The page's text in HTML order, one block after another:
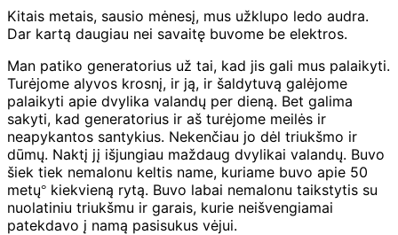
Kitais metais, sausio mėnesį, mus užklupo ledo audra.
Dar kartą daugiau nei savaitę buvome be elektros.
Man patiko generatorius už tai, kad jis gali mus palaikyti.
Turėjome alyvos krosnį, ir ją, ir šaldytuvą galėjome
palaikyti apie dvylika valandų per dieną. Bet galima
sakyti, kad generatorius ir aš turėjome meilės ir
neapykantos santykius. Nekenčiau jo dėl triukšmo ir
dūmų. Naktį jį išjungiau maždaug dvylikai valandų. Buvo
šiek tiek nemalonu keltis name, kuriame buvo apie 50
metų° kiekvieną rytą. Buvo labai nemalonu taikstytis su
nuolatiniu triukšmu ir garais, kurie neišvengiamai
patekdavo į namą pasisukus vėjui.